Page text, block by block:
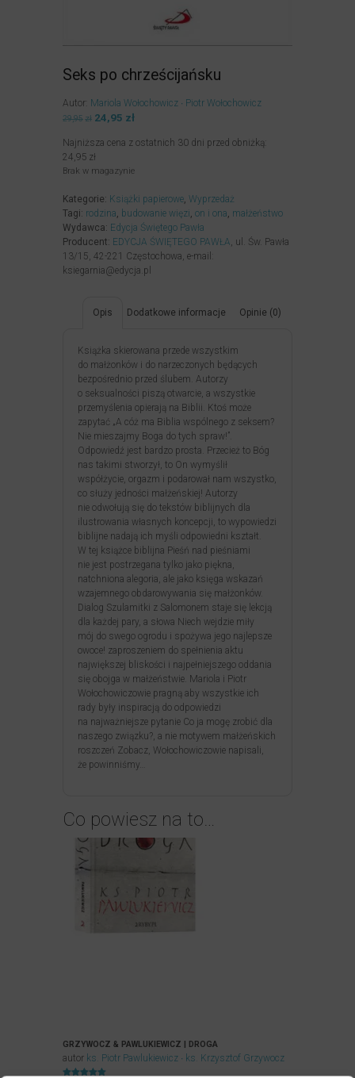
Seks po chrześcijańsku
Autor: Mariola Wołochowicz Piotr Wołochowicz
29,95zł Pierwotna
wynosiła:
29,95zł.
24,95 złAktualna
wynosi:
Najniższa cena z ostatnich 30 dni przed obniżką:
24,95 zł
Brak w magazynie
Kategorie: Książki papierowe Wyprzedaż
Tagi: rodzina budowanie więzi on i ona małżeństwo
Wydawca: Edycja Świętego Pawła
Producent: EDYCJA ŚWIĘTEGO PAWŁA , ul. Św. Pawła
13/15, 42-221 Częstochowa, e-mail:
ksiegarnia@edycja.pl
Opis Dodatkowe informacje Opinie (0)
Książka skierowana przede wszystkim
do małżonków i do narzeczonych będących
bezpośrednio przed ślubem. Autorzy
o seksualności piszą otwarcie, a wszystkie
przemyślenia opierają na Biblii. Ktoś może
zapytać „A cóż ma Biblia wspólnego z seksem?
Nie mieszajmy Boga do tych spraw!”.
Odpowiedź jest bardzo prosta. Przecież to Bóg
nas takimi stworzył, to On wymyślił
współżycie, orgazm i podarował nam wszystko,
co służy jedności małżeńskiej! Autorzy
nie odwołują się do tekstów biblijnych dla
ilustrowania własnych koncepcji, to wypowiedzi
biblijne nadają ich myśli odpowiedni kształt.
W tej książce biblijna Pieśń nad pieśniami
nie jest postrzegana tylko jako piękna,
natchniona alegoria, ale jako księga wskazań
wzajemnego obdarowywania się małżonków.
Dialog Szulamitki z Salomonem staje się lekcją
dla każdej pary, a słowa Niech wejdzie miły
mój do swego ogrodu i spożywa jego najlepsze
owoce! zaproszeniem do spełnienia aktu
największej bliskości i najpełniejszego oddania
się obojga w małżeństwie. Mariola i Piotr
Wołochowiczowie pragną aby wszystkie ich
rady były inspiracją do odpowiedzi
na najważniejsze pytanie Co ja mogę zrobić dla
naszego związku?, a nie motywem małżeńskich
roszczeń Zobacz, Wołochowiczowie napisali,
że powinniśmy…
Co powiesz na to…
GRZYWOCZ & PAWLUKIEWICZ | DROGA
autor ks. Piotr Pawlukiewicz ks. Krzysztof Grzywocz